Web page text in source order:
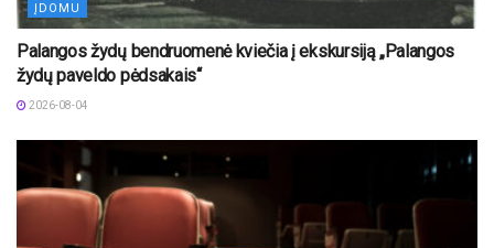
ĮDOMU
Palangos žydų bendruomenė kviečia į ekskursiją „Palangos
žydų paveldo pėdsakais“
2026-08-04